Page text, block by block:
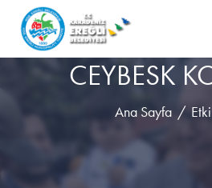
CEYBESK
Ana Sayfa